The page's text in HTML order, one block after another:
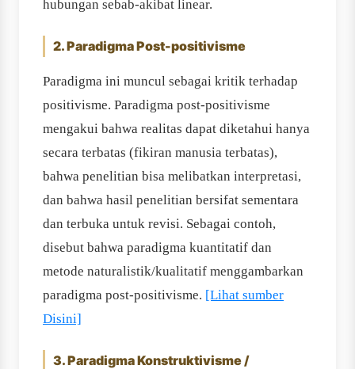
hubungan sebab-akibat linear.
2. Paradigma Post-positivisme
Paradigma ini muncul sebagai kritik terhadap
positivisme. Paradigma post-positivisme
mengakui bahwa realitas dapat diketahui hanya
secara terbatas (fikiran manusia terbatas),
bahwa penelitian bisa melibatkan interpretasi,
dan bahwa hasil penelitian bersifat sementara
dan terbuka untuk revisi. Sebagai contoh,
disebut bahwa paradigma kuantitatif dan
metode naturalistik/kualitatif menggambarkan
paradigma post-positivisme. [Lihat sumber
Disini]
3. Paradigma Konstruktivisme /